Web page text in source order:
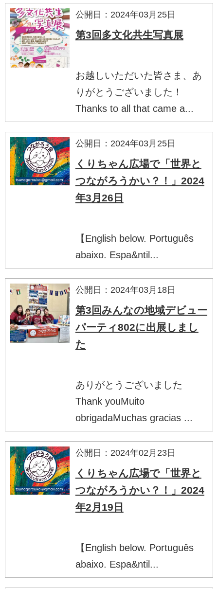
公開日：2024年03月25日
第3回多文化共生写真展
お越しいただいた皆さま、あ
りがとうございました！
Thanks to all that came a...
公開日：2024年03月25日
くりちゃん広場で「世界と
つながろうかい？！」2024
年3月26日
【English below. Português
abaixo. Espa&ntil...
公開日：2024年03月18日
第3回みんなの地域デビュー
パーティ802に出展しまし
た
ありがとうございました
Thank youMuito
obrigadaMuchas gracias ...
公開日：2024年02月23日
くりちゃん広場で「世界と
つながろうかい？！」2024
年2月19日
【English below. Português
abaixo. Espa&ntil...